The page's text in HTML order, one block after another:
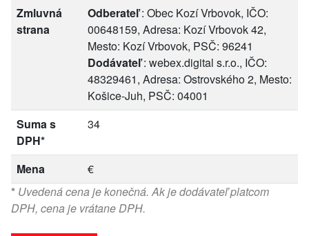
Zmluvná
strana
Odberateľ: Obec Kozí Vrbovok, IČO:
00648159, Adresa: Kozí Vrbovok 42,
Mesto: Kozí Vrbovok, PSČ: 96241
Dodávateľ: webex.digital s.r.o., IČO:
48329461, Adresa: Ostrovského 2, Mesto:
Košice-Juh, PSČ: 04001
Suma s
DPH*
34
Mena
€
* Uvedená cena je konečná. Ak je dodávateľ platcom
DPH, cena je vrátane DPH.